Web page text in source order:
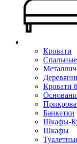
Кровати
Кровати
Банкетки
Шкафы-
Шкафы